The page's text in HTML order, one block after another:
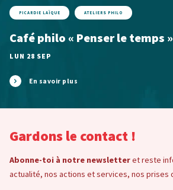
PICARDIE LAÏQUE ATELIERS PHILO
Café philo « Penser le temps »
LUN 28 SEP
En savoir plus
Gardons le contact !
Abonne-toi à notre newsletteret reste
actualité, nos actions et services, nos